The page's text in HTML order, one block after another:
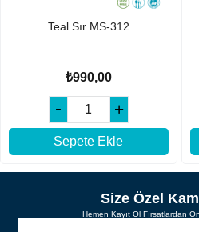
Teal Sır MS-312
₺990,00
Sepete Ekle
Size Özel
Hemen Kayıt Ol Fırsatlardan